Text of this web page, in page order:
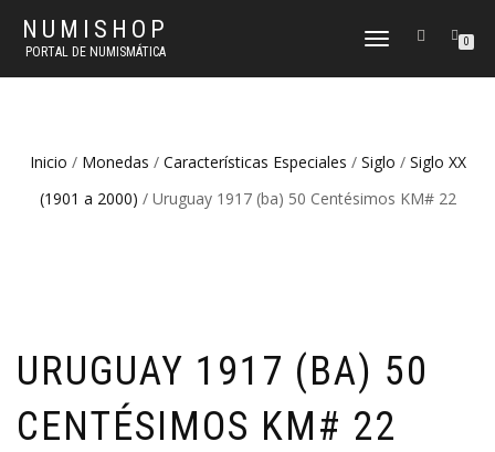
NUMISHOP
PORTAL DE NUMISMÁTICA
CAMBIAR
0
Inicio / Monedas / Características Especiales / Siglo / Siglo XX
(1901 a 2000) / Uruguay 1917 (ba) 50 Centésimos KM# 22
URUGUAY 1917 (BA) 50
CENTÉSIMOS KM# 22